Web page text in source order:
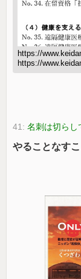
https://
https://
41:名刺は切らし
やることなす